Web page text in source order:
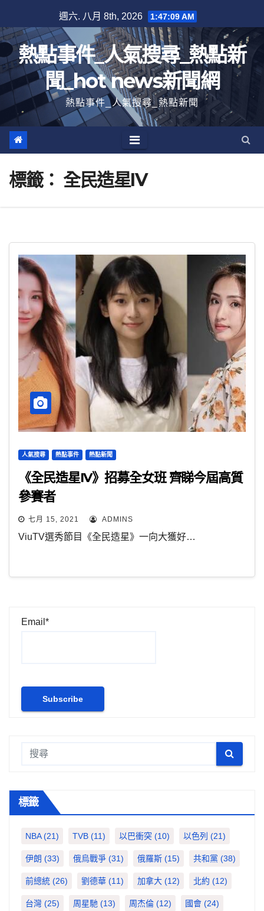
至
內
容
週六. 八月 8th, 2026 1:47:10 AM
熱點事件_人氣搜尋_熱點新
聞_hot news新聞網
熱點事件_人氣搜尋_熱點新聞
標籤： 全民造星IV
人氣搜尋 熱點事件 熱點新聞
《全民造星IV》招募全女班 齊睇今屆高質
參賽者
七月 15, 2021 ADMINS
ViuTV選秀節目《全民造星》一向大獲好…
Email*
標籤
NBA(21) TVB (11) 以巴衝突 (10) 以色列 (21)
伊朗 (33) 俄烏戰爭 (31) 俄羅斯 (15) 共和黨 (38)
前總統 (26) 劉德華 (11) 加拿大 (12) 北約 (12)
台灣 (25) 周星馳 (13) 周杰倫 (12) 國會 (24)